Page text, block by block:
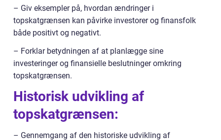
– Giv eksempler på, hvordan ændringer i
topskatgrænsen kan påvirke investorer og finansfolk
både positivt og negativt.
– Forklar betydningen af at planlægge sine
investeringer og finansielle beslutninger omkring
topskatgrænsen.
Historisk udvikling af
topskatgrænsen:
– Gennemgang af den historiske udvikling af